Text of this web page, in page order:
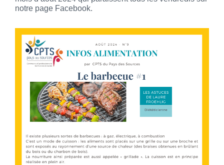
notre page Facebook.